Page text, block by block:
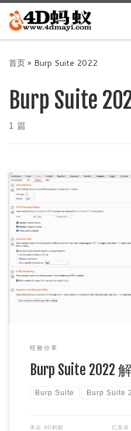
Skip to content
首页» Burp Suite 2022
Burp Suite
1 篇
解决办法 很简单，在用户选
可，如图所示
经验分享
Burp Suite 2022
Burp Suite Burp Suite
来自 4D蚂蚁 已发表